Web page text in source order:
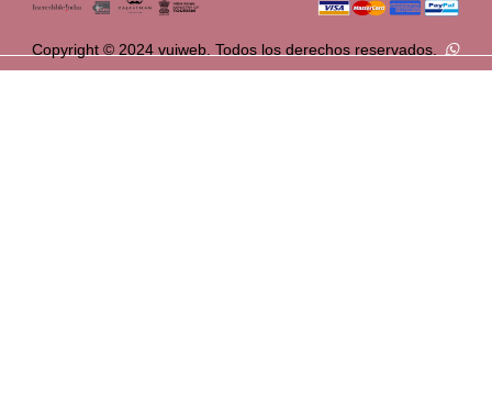
Copyright © 2024 vuiweb. Todos los derechos reservados.